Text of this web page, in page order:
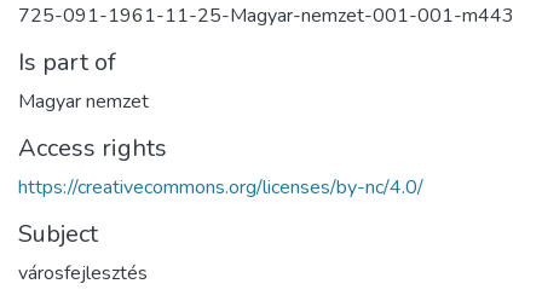
725-091-1961-11-25-Magyar-nemzet-001-001-m443
Is part of
Magyar nemzet
Access rights
https://creativecommons.org/licenses/by-nc/4.0/
Subject
városfejlesztés